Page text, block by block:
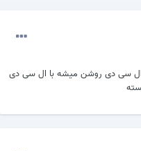
سی دی روشن میشه با ال سی دی